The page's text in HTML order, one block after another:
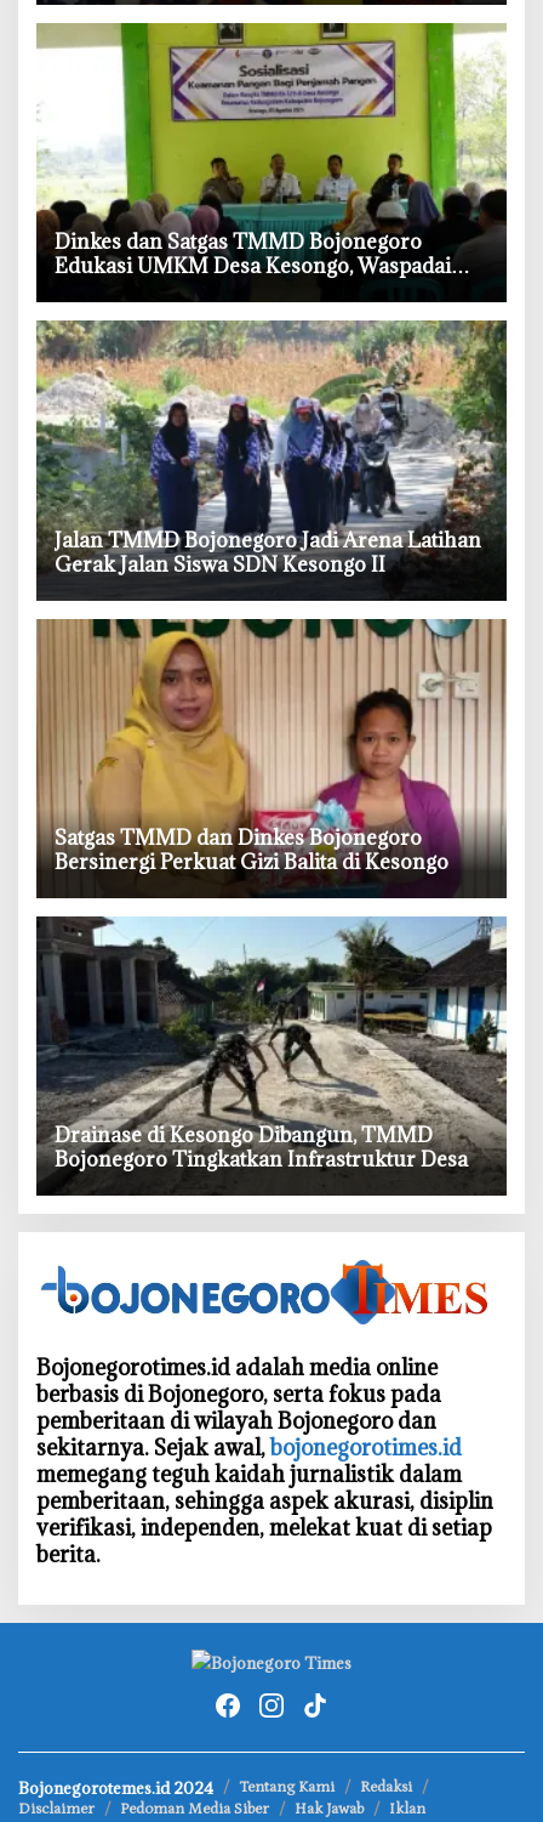
‎Dinkes dan Satgas TMMD Bojonegoro
Edukasi UMKM Desa Kesongo, Waspadai
Boraks dan Formalin
‎Jalan TMMD Bojonegoro Jadi Arena Latihan
Gerak Jalan Siswa SDN Kesongo II
‎Satgas TMMD dan Dinkes Bojonegoro
Bersinergi Perkuat Gizi Balita di Kesongo
‎Drainase di Kesongo Dibangun, TMMD
Bojonegoro Tingkatkan Infrastruktur Desa
Bojonegorotimes.id adalah media online
berbasis di Bojonegoro, serta fokus pada
pemberitaan di wilayah Bojonegoro dan
sekitarnya. Sejak awal,bojonegorotimes.id
memegang teguh kaidah jurnalistik dalam
pemberitaan, sehingga aspek akurasi, disiplin
verifikasi, independen, melekat kuat di setiap
berita.
Bojonegorotemes.id 2024 Tentang Kami
Redaksi
Disclaimer
Pedoman Media Siber Hak Jawab Iklan